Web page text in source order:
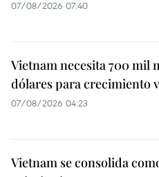
07/08/2026 07:40
Vietnam necesita 700 mil
dólares para crecimiento
07/08/2026 04:23
Vietnam se consolida